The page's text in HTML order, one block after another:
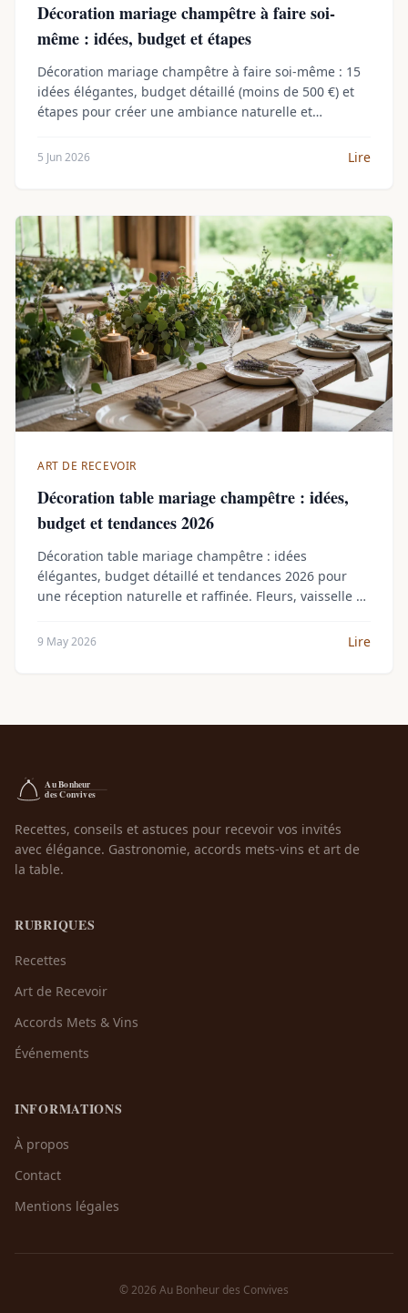
Décoration mariage champêtre à faire soi-
même : idées, budget et étapes
Décoration mariage champêtre à faire soi-même : 15
idées élégantes, budget détaillé (moins de 500 €) et
étapes pour créer une ambiance naturelle et
5 Jun 2026 Lire
ART DE RECEVOIR
Décoration table mariage champêtre : idées,
budget et tendances 2026
Décoration table mariage champêtre : idées
élégantes, budget détaillé et tendances 2026 pour
une réception naturelle et raffinée. Fleurs, vaisselle et
9 May 2026 Lire
Recettes, conseils et astuces pour recevoir vos invités
avec élégance. Gastronomie, accords mets-vins et art de
la table.
RUBRIQUES
Recettes
Art de Recevoir
Accords Mets & Vins
Événements
INFORMATIONS
À propos
Contact
Mentions légales
© 2026 Au Bonheur des Convives